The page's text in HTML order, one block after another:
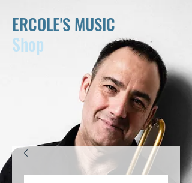
ERCOLE'S MUSIC
Shop